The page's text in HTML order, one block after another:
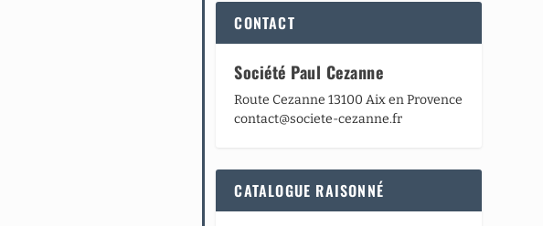
CONTACT
Société Paul Cezanne
Route Cezanne 13100 Aix en Provence
contact@societe-cezanne.fr
CATALOGUE RAISONNÉ